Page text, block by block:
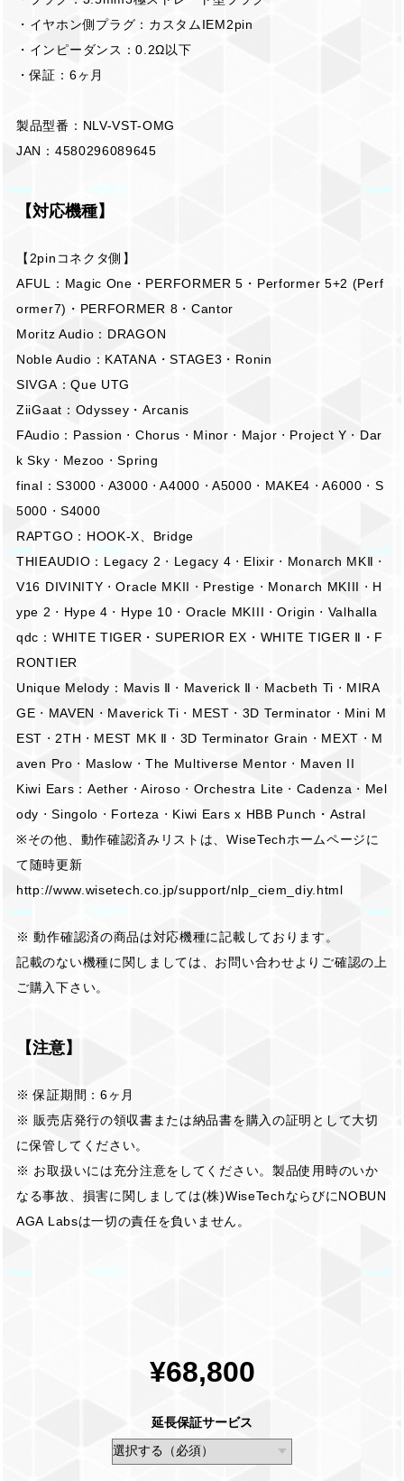
・イヤホン側プラグ：カスタムIEM2pin
・インピーダンス：0.2Ω以下
・保証：6ヶ月
製品型番：NLV-VST-OMG
JAN：4580296089645
【対応機種】
【2pinコネクタ側】
AFUL：Magic One・PERFORMER 5・Performer 5+2 (Perf
ormer7)・PERFORMER 8・Cantor
Moritz Audio：DRAGON
Noble Audio：KATANA・STAGE3・Ronin
SIVGA：Que UTG
ZiiGaat：Odyssey・Arcanis
FAudio：Passion ⋅ Chorus ⋅ Minor ⋅ Major ⋅ Project Y ⋅ Dar
k Sky ⋅ Mezoo ⋅ Spring
final：S3000 ⋅ A3000 ⋅ A4000 ⋅ A5000 ⋅ MAKE4 ⋅ A6000 ⋅ S
5000 ⋅ S4000
RAPTGO：HOOK-X、Bridge
THIEAUDIO：Legacy 2 ⋅ Legacy 4 ⋅ Elixir ⋅ Monarch MKⅡ ⋅
V16 DIVINITY ⋅ Oracle MKII ⋅ Prestige ⋅ Monarch MKIII ⋅ H
ype 2 ⋅ Hype 4 ⋅ Hype 10 ⋅ Oracle MKIII ⋅ Origin ⋅ Valhalla
qdc：WHITE TIGER・SUPERIOR EX・WHITE TIGER Ⅱ・F
RONTIER
Unique Melody：Mavis Ⅱ ⋅ Maverick Ⅱ ⋅ Macbeth Ti ⋅ MIRA
GE ⋅ MAVEN ⋅ Maverick Ti ⋅ MEST ⋅ 3D Terminator ⋅ Mini M
EST ⋅ 2TH ⋅ MEST MK Ⅱ ⋅ 3D Terminator Grain ⋅ MEXT ⋅ M
aven Pro ⋅ Maslow ⋅ The Multiverse Mentor ⋅ Maven II
Kiwi Ears：Aether ⋅ Airoso ⋅ Orchestra Lite ⋅ Cadenza ⋅ Mel
ody ⋅ Singolo ⋅ Forteza ⋅ Kiwi Ears x HBB Punch・Astral
※その他、動作確認済みリストは、WiseTechホームページに
て随時更新
http://www.wisetech.co.jp/support/nlp_ciem_diy.html
※ 動作確認済の商品は対応機種に記載しております。
記載のない機種に関しましては、お問い合わせよりご確認の上
ご購入下さい。
【注意】
※ 保証期間：6ヶ月
※ 販売店発行の領収書または納品書を購入の証明として大切
に保管してください。
※ お取扱いには充分注意をしてください。製品使用時のいか
なる事故、損害に関しましては(株)WiseTechならびにNOBUN
AGA Labsは一切の責任を負いません。
¥68,800
延長保証サービス